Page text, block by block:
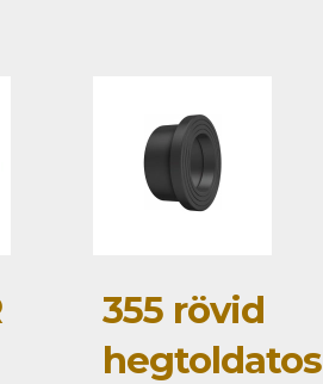
355 rövid
hegtoldatos